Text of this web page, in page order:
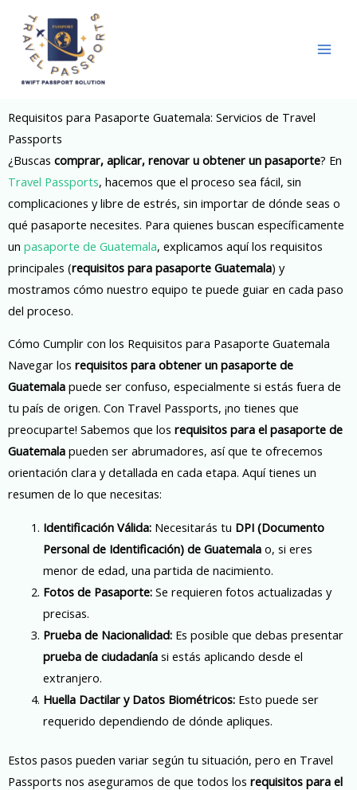
content
Requisitos para Pasaporte Guatemala: Servicios de Travel
Passports
¿Buscas comprar, aplicar, renovar u obtener un pasaporte? En
Travel Passports, hacemos que el proceso sea fácil, sin
complicaciones y libre de estrés, sin importar de dónde seas o
qué pasaporte necesites. Para quienes buscan específicamente
un pasaporte de Guatemala, explicamos aquí los requisitos
principales (requisitos para pasaporte Guatemala) y
mostramos cómo nuestro equipo te puede guiar en cada paso
del proceso.
Cómo Cumplir con los Requisitos para Pasaporte Guatemala
Navegar los requisitos para obtener un pasaporte de
Guatemala puede ser confuso, especialmente si estás fuera de
tu país de origen. Con Travel Passports, ¡no tienes que
preocuparte! Sabemos que los requisitos para el pasaporte de
Guatemala pueden ser abrumadores, así que te ofrecemos
orientación clara y detallada en cada etapa. Aquí tienes un
resumen de lo que necesitas:
Identificación Válida:Necesitarás tu DPI (Documento
Personal de Identificación) de Guatemalao, si eres
menor de edad, una partida de nacimiento.
Fotos de Pasaporte:Se requieren fotos actualizadas y
precisas.
Prueba de Nacionalidad:Es posible que debas presentar
prueba de ciudadaníasi estás aplicando desde el
extranjero.
Huella Dactilar y Datos Biométricos:Esto puede ser
requerido dependiendo de dónde apliques.
Estos pasos pueden variar según tu situación, pero en Travel
Passports nos aseguramos de que todos los requisitos para el